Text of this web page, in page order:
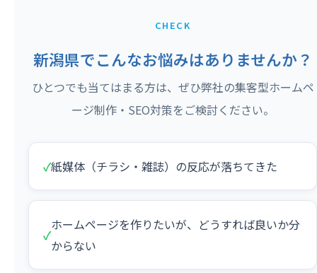
CHECK
新潟県でこんなお悩みはありませんか？
ひとつでも当てはまる方は、ぜひ弊社の集客型ホームペ
ージ制作・SEO対策をご検討ください。
✓紙媒体（チラシ・雑誌）の反応が落ちてきた
✓
ホームページを作りたいが、どうすれば良いか分
からない